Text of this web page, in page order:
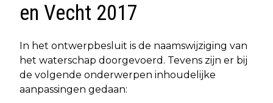
en Vecht 2017
In het ontwerpbesluit is de naamswijziging van
het waterschap doorgevoerd. Tevens zijn er bij
de volgende onderwerpen inhoudelijke
aanpassingen gedaan: